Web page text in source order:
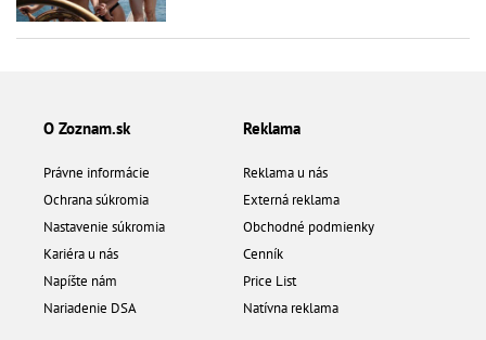
O Zoznam.sk
Právne informácie
Ochrana súkromia
Nastavenie súkromia
Kariéra u nás
Napíšte nám
Nariadenie DSA
Reklama
Reklama u nás
Externá reklama
Obchodné podmienky
Cenník
Price List
Natívna reklama